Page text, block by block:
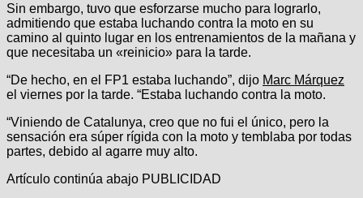
Sin embargo, tuvo que esforzarse mucho para lograrlo,
admitiendo que estaba luchando contra la moto en su
camino al quinto lugar en los entrenamientos de la mañana y
que necesitaba un «reinicio» para la tarde.
“De hecho, en el FP1 estaba luchando”, dijo Marc Márquez
el viernes por la tarde. “Estaba luchando contra la moto.
“Viniendo de Catalunya, creo que no fui el único, pero la
sensación era súper rígida con la moto y temblaba por todas
partes, debido al agarre muy alto.
Artículo continúa abajo PUBLICIDAD